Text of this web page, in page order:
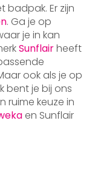
badpak. Er zijn
. Ga je op
je in kan
Sunflairheeft
ook als je op
bent je bij ons
ruime keuze in
en Sunflair